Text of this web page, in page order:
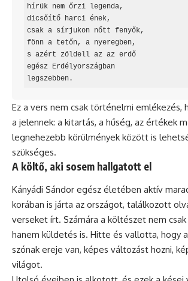
hírük nem őrzi legenda,
dicsőítő harci ének,
csak a sírjukon nőtt fenyők,
fönn a tetőn, a nyeregben,
s azért zöldell az az erdő
egész Erdélyországban
legszebben.
Ez a vers nem csak történelmi emlékezés,
a jelennek: a kitartás, a hűség, az értékek
legnehezebb körülmények között is
szükséges.
A költő, aki sosem hallgatott el
Kányádi Sándor egész életében aktív
korában is járta az országot, találkozott
verseket írt. Számára a költészet nem
hanem küldetés is. Hitte és vallotta, hogy
szónak ereje van, képes változást hozni,
világot.